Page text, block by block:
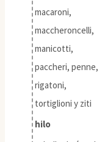
macaroni,
maccheroncelli,
manicotti,
paccheri, penne,
rigatoni,
tortiglioni y ziti
hilo